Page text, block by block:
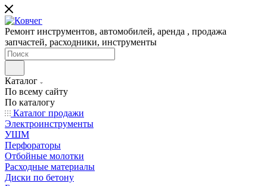
Ремонт инструментов, автомобилей, аренда , продажа
запчастей, расходники, инструменты
Каталог
По всему сайту
По каталогу
Каталог продажи
Электроинструменты
УШМ
Перфораторы
Отбойные молотки
Расходные материалы
Диски по бетону